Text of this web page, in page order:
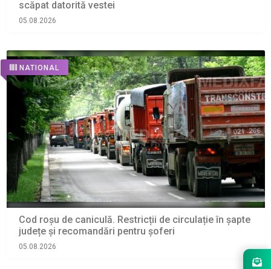
scăpat datorită vestei
05.08.2026
NATIONAL
Cod roșu de caniculă. Restricții de circulație în șapte
județe și recomandări pentru şoferi
05.08.2026